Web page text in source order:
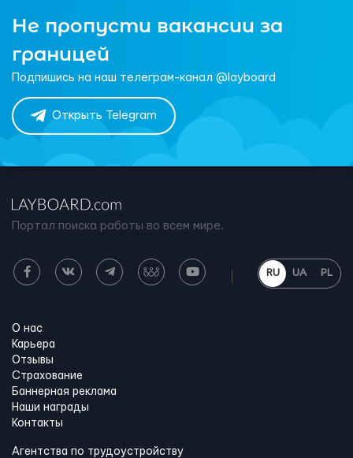
Не пропусти вакансии за
границей
Подпишись на наш телеграм-канал @layboard
Открыть Telegram
Портал поиска работы во всем мире.
RU UA PL
О нас
Карьера
Отзывы
Страхование
Баннерная реклама
Наши награды
Контакты
Агентства по трудоустройству